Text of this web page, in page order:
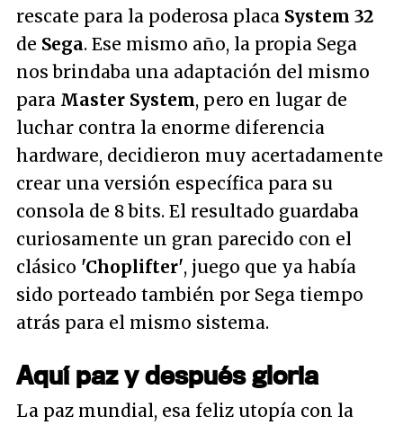
rescate para la poderosa placa System 32
de Sega. Ese mismo año, la propia Sega
nos brindaba una adaptación del mismo
para Master System, pero en lugar de
luchar contra la enorme diferencia
hardware, decidieron muy acertadamente
crear una versión específica para su
consola de 8 bits. El resultado guardaba
curiosamente un gran parecido con el
clásico 'Choplifter', juego que ya había
sido porteado también por Sega tiempo
atrás para el mismo sistema.
Aquí paz y después gloria
La paz mundial, esa feliz utopía con la